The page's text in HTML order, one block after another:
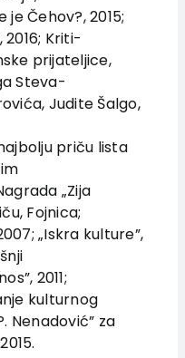
Čehov?, 2015;
Kriti-
prijateljice,
Steva-
Judite Šalgo,
priču lista
„Zija
Fojnica;
„Iskra kulture”,
2011;
kulturnog
Nenadović” za